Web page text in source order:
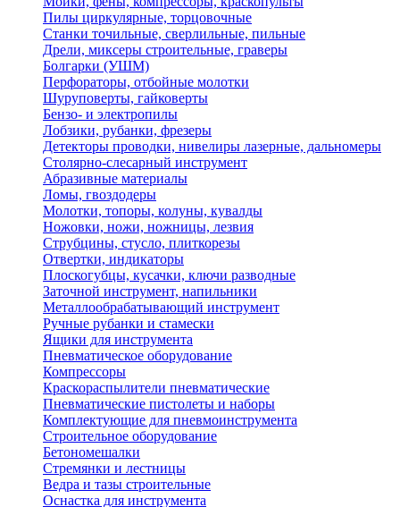
Пилы циркулярные, торцовочные
Станки точильные, сверлильные, пильные
Дрели, миксеры строительные, граверы
Болгарки (УШМ)
Перфораторы, отбойные молотки
Шуруповерты, гайковерты
Бензо- и электропилы
Лобзики, рубанки, фрезеры
Детекторы проводки, нивелиры лазерные, дальномеры
Столярно-слесарный инструмент
Абразивные материалы
Ломы, гвоздодеры
Молотки, топоры, колуны, кувалды
Ножовки, ножи, ножницы, лезвия
Струбцины, стусло, плиткорезы
Отвертки, индикаторы
Плоскогубцы, кусачки, ключи разводные
Заточной инструмент, напильники
Металлообрабатывающий инструмент
Ручные рубанки и стамески
Ящики для инструмента
Пневматическое оборудование
Компрессоры
Краскораспылители пневматические
Пневматические пистолеты и наборы
Комплектующие для пневмоинструмента
Строительное оборудование
Бетономешалки
Стремянки и лестницы
Ведра и тазы строительные
Оснастка для инструмента